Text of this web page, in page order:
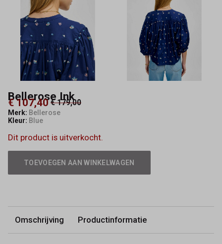
Bellerose Ink
€ 107,40 € 179,00
Merk: Bellerose
Kleur: Blue
Dit product is uitverkocht.
TOEVOEGEN AAN WINKELWAGEN
Omschrijving Productinformatie